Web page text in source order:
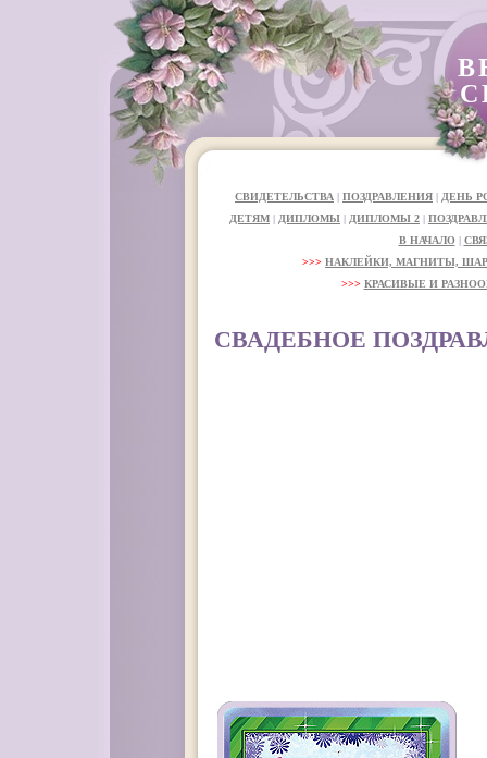
СВИДЕТЕЛЬСТВА | ПОЗДРАВЛЕНИЯ | ДЕНЬ
ДЕТЯМ | ДИПЛОМЫ | ДИПЛОМЫ 2 |
В НАЧАЛО|
>>> НАКЛЕЙКИ, МАГНИТЫ,
>>> КРАСИВЫЕ И
СВАДЕБНОЕ